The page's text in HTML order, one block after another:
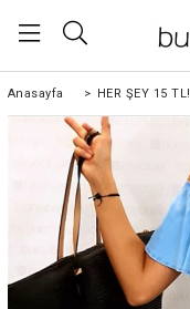
Anasayfa > HER ŞEY 15 TL!